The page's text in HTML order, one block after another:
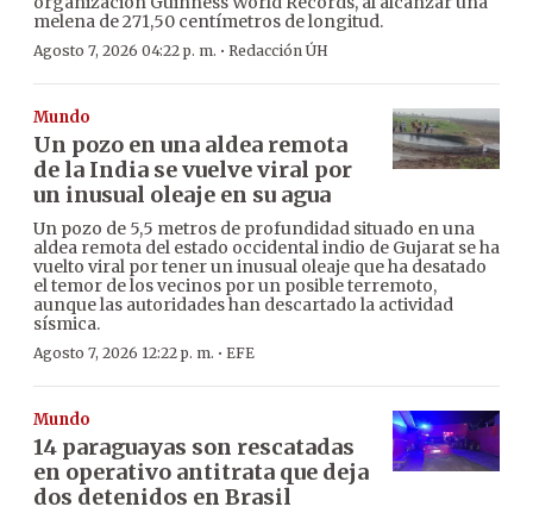
melena de 271,50 centímetros de longitud.
Agosto 7, 2026 04:22 p. m. · Redacción ÚH
Mundo
Un pozo en una aldea remota
de la India se vuelve viral por
un inusual oleaje en su agua
Un pozo de 5,5 metros de profundidad situado en una
aldea remota del estado occidental indio de Gujarat se ha
vuelto viral por tener un inusual oleaje que ha desatado
el temor de los vecinos por un posible terremoto,
aunque las autoridades han descartado la actividad
sísmica.
Agosto 7, 2026 12:22 p. m. · EFE
Mundo
14 paraguayas son rescatadas
en operativo antitrata que deja
dos detenidos en Brasil